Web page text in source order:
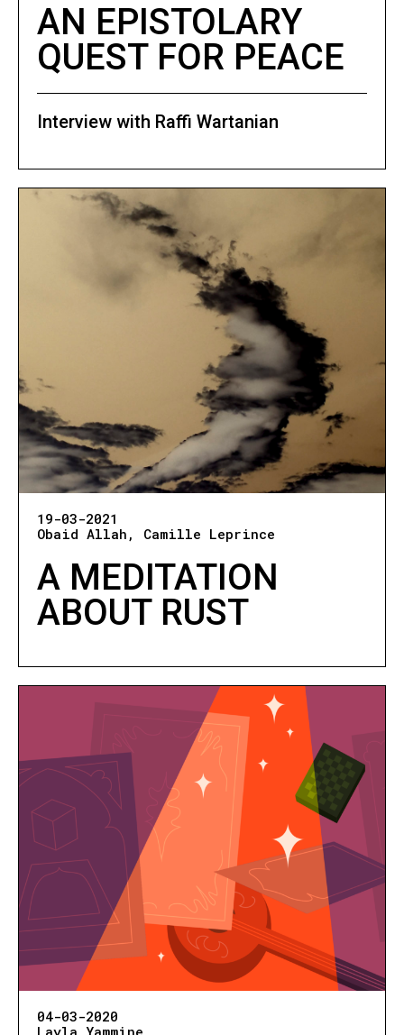
AN EPISTOLARY
QUEST FOR PEACE
Interview with Raffi Wartanian
19-03-2021
Obaid Allah
Camille Leprince
A MEDITATION
ABOUT RUST
04-03-2020
Layla Yammine